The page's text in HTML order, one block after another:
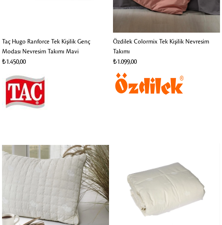
Taç Hugo Ranforce Tek Kişilik Genç
Modası Nevresim Takımı Mavi
₺1.450,00
Özdilek Colormix Tek Kişilik Nevresim
Takımı
₺1.099,00